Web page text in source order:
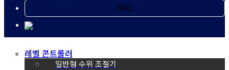
ENG
레벨 콘트롤러
일반형 수위 조절기